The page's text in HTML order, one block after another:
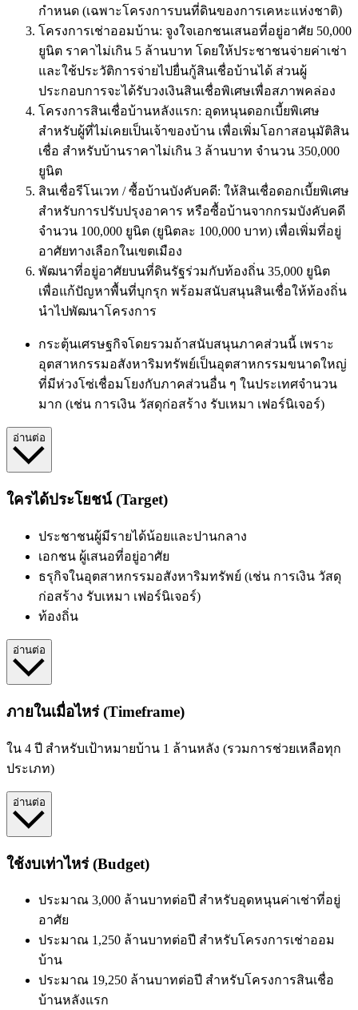
กำหนด (เฉพาะโครงการบนที่ดินของการเคหะแห่งชาติ)
โครงการเช่าออมบ้าน: จูงใจเอกชนเสนอที่อยู่อาศัย 50,000
ยูนิต ราคาไม่เกิน 5 ล้านบาท โดยให้ประชาชนจ่ายค่าเช่า
และใช้ประวัติการจ่ายไปยื่นกู้สินเชื่อบ้านได้ ส่วนผู้
ประกอบการจะได้รับวงเงินสินเชื่อพิเศษเพื่อสภาพคล่อง
โครงการสินเชื่อบ้านหลังแรก: อุดหนุนดอกเบี้ยพิเศษ
สำหรับผู้ที่ไม่เคยเป็นเจ้าของบ้าน เพื่อเพิ่มโอกาสอนุมัติสิน
เชื่อ สำหรับบ้านราคาไม่เกิน 3 ล้านบาท จำนวน 350,000
ยูนิต
สินเชื่อรีโนเวท / ซื้อบ้านบังคับคดี: ให้สินเชื่อดอกเบี้ยพิเศษ
สำหรับการปรับปรุงอาคาร หรือซื้อบ้านจากกรมบังคับคดี
จำนวน 100,000 ยูนิต (ยูนิตละ 100,000 บาท) เพื่อเพิ่มที่อยู่
อาศัยทางเลือกในเขตเมือง
พัฒนาที่อยู่อาศัยบนที่ดินรัฐร่วมกับท้องถิ่น 35,000 ยูนิต
เพื่อแก้ปัญหาพื้นที่บุกรุก พร้อมสนับสนุนสินเชื่อให้ท้องถิ่น
นำไปพัฒนาโครงการ
กระตุ้นเศรษฐกิจโดยรวมถ้าสนับสนุนภาคส่วนนี้ เพราะ
อุตสาหกรรมอสังหาริมทรัพย์เป็นอุตสาหกรรมขนาดใหญ่
ที่มีห่วงโซ่เชื่อมโยงกับภาคส่วนอื่น ๆ ในประเทศจำนวน
มาก (เช่น การเงิน วัสดุก่อสร้าง รับเหมา เฟอร์นิเจอร์)
อ่านต่อ
ใครได้ประโยชน์ (Target)
ประชาชนผู้มีรายได้น้อยและปานกลาง
เอกชน ผู้เสนอที่อยู่อาศัย
ธรุกิจในอุตสาหกรรมอสังหาริมทรัพย์ (เช่น การเงิน วัสดุ
ก่อสร้าง รับเหมา เฟอร์นิเจอร์)
ท้องถิ่น
อ่านต่อ
ภายในเมื่อไหร่ (Timeframe)
ใน 4 ปี สำหรับเป้าหมายบ้าน 1 ล้านหลัง (รวมการช่วยเหลือทุก
ประเภท)
อ่านต่อ
ใช้งบเท่าไหร่ (Budget)
ประมาณ 3,000 ล้านบาทต่อปี สำหรับอุดหนุนค่าเช่าที่อยู่
อาศัย
ประมาณ 1,250 ล้านบาทต่อปี สำหรับโครงการเช่าออม
บ้าน
ประมาณ 19,250 ล้านบาทต่อปี สำหรับโครงการสินเชื่อ
บ้านหลังแรก